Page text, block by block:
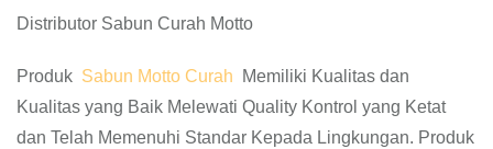
Distributor Sabun Curah Motto
Produk Sabun Motto Curah
Memiliki Kualitas dan
Kualitas yang Baik Melewati Quality Kontrol yang Ketat
dan Telah Memenuhi Standar Kepada Lingkungan. Produk